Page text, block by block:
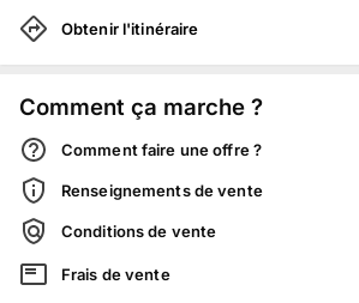
Obtenir l'itinéraire
Comment ça marche ?
Comment faire une offre ?
Renseignements de vente
Conditions de vente
Frais de vente